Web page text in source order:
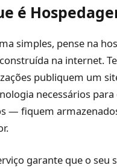
é
simples, pense na
na internet.
publiquem um
necessários
— fiquem
garante que o seu